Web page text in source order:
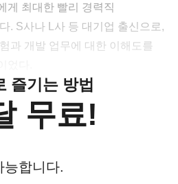
게 최대한 빨리 경력직
. S사나 L사 등 대기업 출신으로,
과 개발 업무에 대한 이해도를
즐기는 방법
무료!
능합니다.